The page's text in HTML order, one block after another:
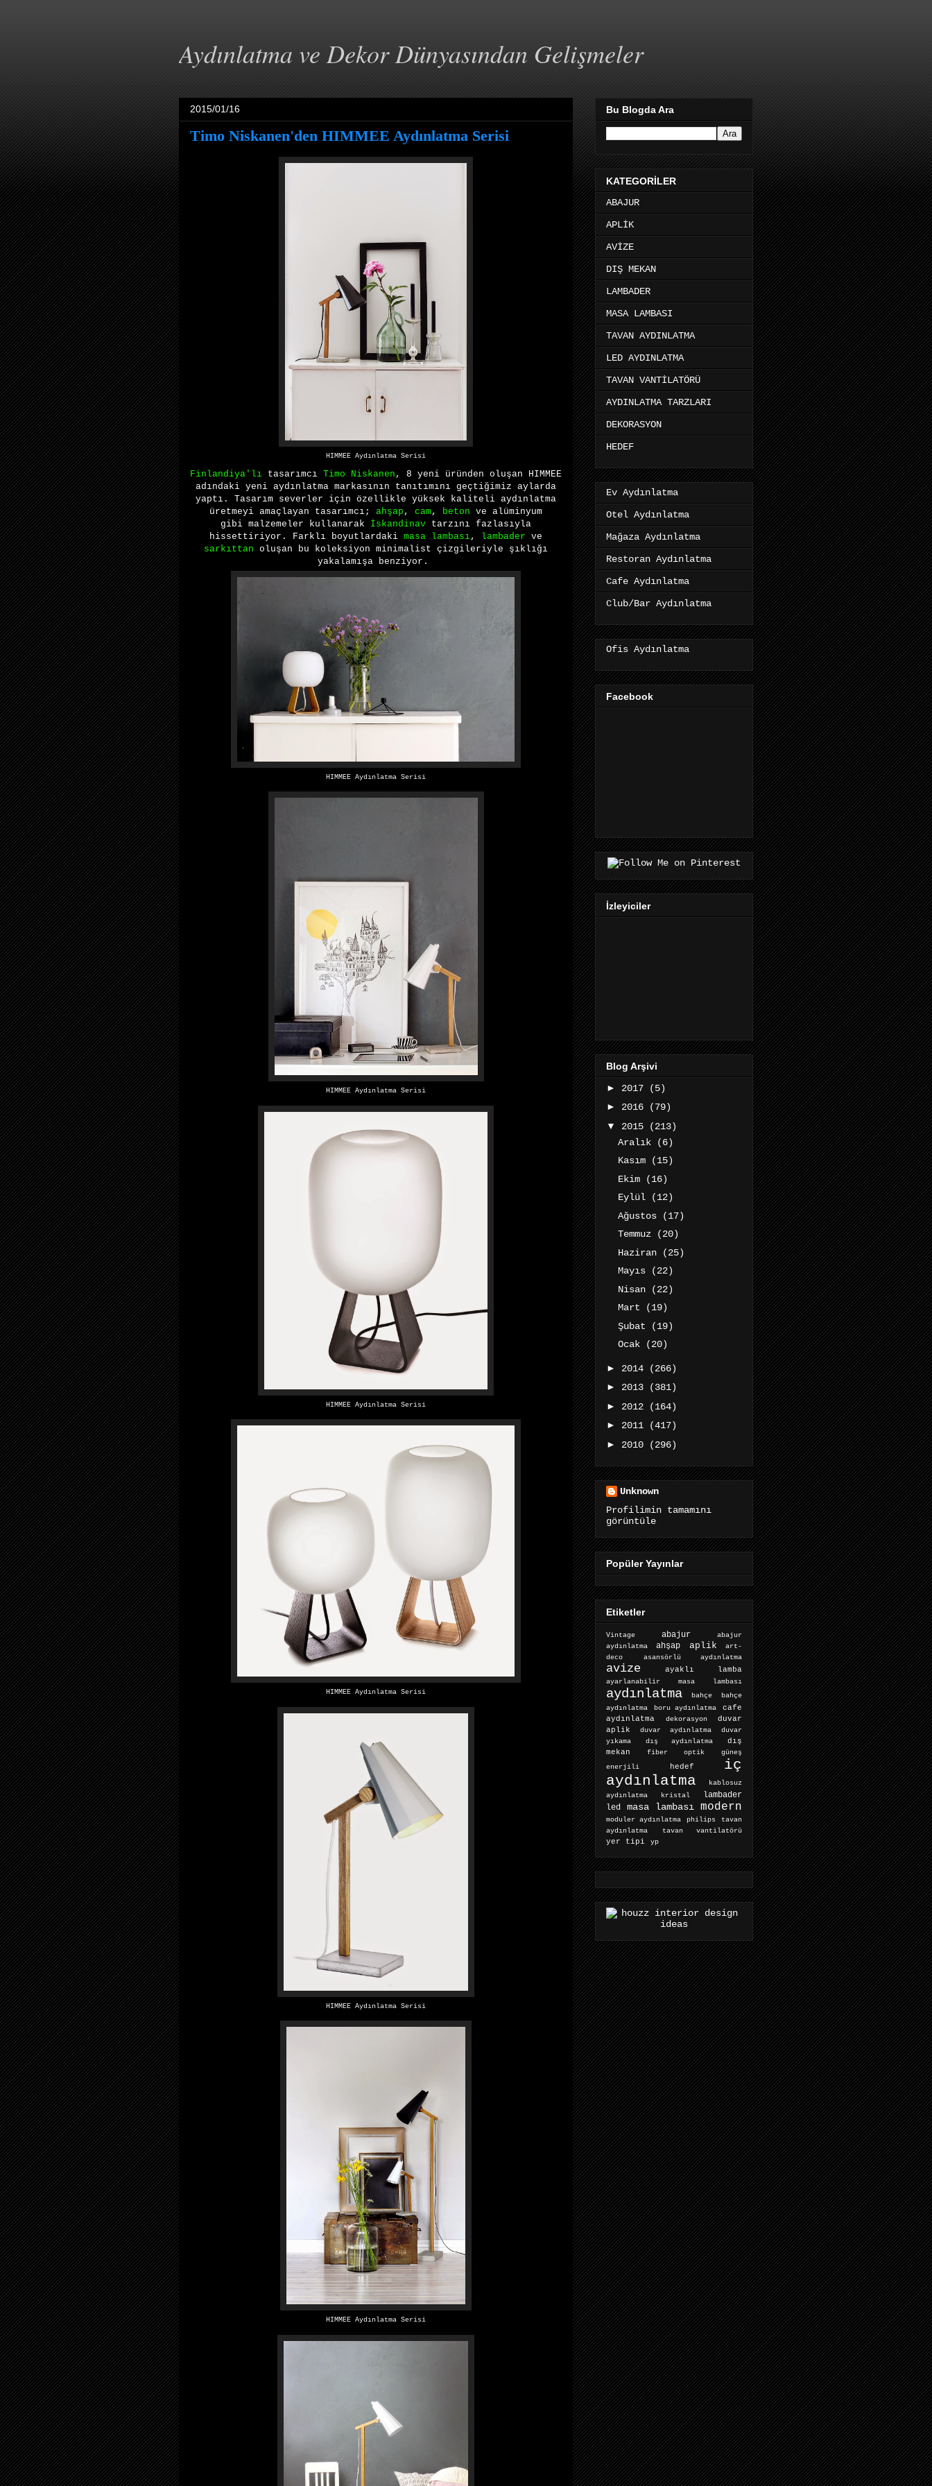
Aydınlatma ve Dekor Dünyasından Gelişmeler
2015/01/16
Timo Niskanen'den HIMMEE Aydınlatma Serisi
HIMMEE Aydınlatma Serisi
Finlandiya'lı tasarımcı Timo Niskanen , 8 yeni üründen oluşan
HIMMEE
adındaki yeni aydınlatma markasının tanıtımını geçtiğimiz aylarda
yaptı. Tasarım severler için özellikle yüksek kaliteli aydınlatma
üretmeyi amaçlayan tasarımcı; ahşap , cam, beton ve alüminyum
gibi malzemeler kullanarak İskandinav tarzını fazlasıyla
hissettiriyor. Farklı boyutlardaki masa lambası, lambader ve
sarkıttan oluşan bu koleksiyon minimalist çizgileriyle şıklığı
yakalamışa benziyor.
HIMMEE Aydınlatma Serisi
HIMMEE Aydınlatma Serisi
HIMMEE Aydınlatma Serisi
HIMMEE Aydınlatma Serisi
HIMMEE Aydınlatma Serisi
HIMMEE Aydınlatma Serisi
Bu Blogda Ara
KATEGORİLER
ABAJUR
APLİK
AVİZE
DIŞ MEKAN
LAMBADER
MASA LAMBASI
TAVAN AYDINLATMA
LED AYDINLATMA
TAVAN VANTİLATÖRÜ
AYDINLATMA TARZLARI
DEKORASYON
HEDEF
Ev Aydınlatma
Otel Aydınlatma
Mağaza Aydınlatma
Restoran Aydınlatma
Cafe Aydınlatma
Club/Bar Aydınlatma
Ofis Aydınlatma
Facebook
İzleyiciler
Blog Arşivi
► 2017
(5)
► 2016
(79)
▼ 2015
(213)
Aralık
(6)
Kasım
(15)
Ekim
(16)
Eylül
(12)
Ağustos
(17)
Temmuz
(20)
Haziran
(25)
Mayıs
(22)
Nisan
(22)
Mart
(19)
Şubat
(19)
Ocak
(20)
► 2014
(266)
► 2013
(381)
► 2012
(164)
► 2011
(417)
► 2010 (296)
Unknown
Profilimin tamamını
görüntüle
Popüler Yayınlar
Etiketler
Vintage abajur
abajur
aydınlatma
ahşap aplik
art-
deco
asansörlü aydınlatma
avize ayaklı lamba
ayarlanabilir masa lambası
aydınlatma bahçe
bahçe
aydınlatma
boru aydınlatma
cafe
aydınlatma
dekorasyon
duvar
aplik
duvar aydınlatma
duvar
yıkama
dış aydınlatma
dış
mekan
fiber optik
güneş
enerjili
hedef
iç
aydınlatma
kablosuz
aydınlatma
kristal lambader
led masa lambası modern
moduler aydınlatma philips
tavan
aydınlatma
tavan vantilatörü
yer tipi yp